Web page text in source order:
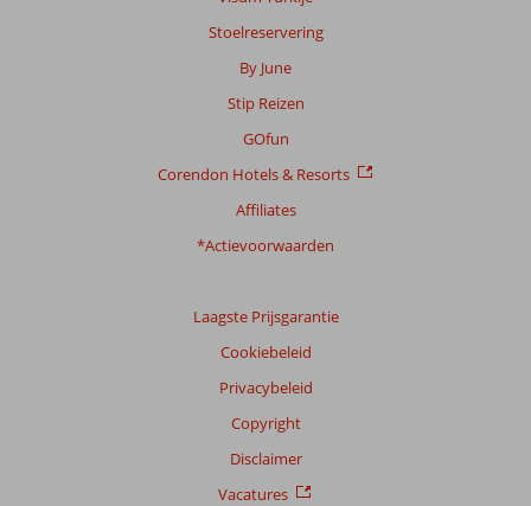
Stoelreservering
By June
Stip Reizen
GOfun
Corendon Hotels & Resorts
Affiliates
*Actievoorwaarden
Laagste Prijsgarantie
Cookiebeleid
Privacybeleid
Copyright
Disclaimer
Vacatures